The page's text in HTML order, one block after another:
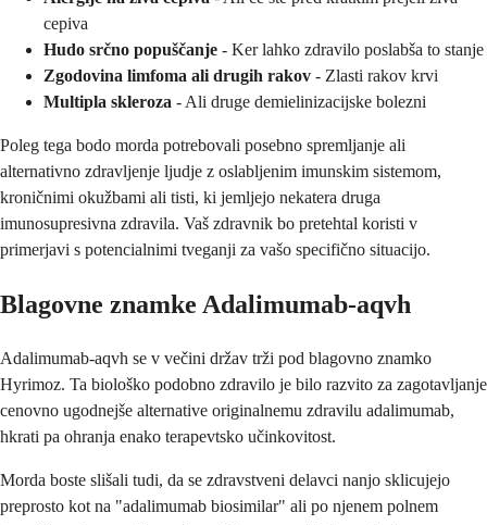
cepiva
Hudo srčno popuščanje - Ker lahko zdravilo poslabša to stanje
Zgodovina limfoma ali drugih rakov - Zlasti rakov krvi
Multipla skleroza - Ali druge demielinizacijske bolezni
Poleg tega bodo morda potrebovali posebno spremljanje ali
alternativno zdravljenje ljudje z oslabljenim imunskim sistemom,
kroničnimi okužbami ali tisti, ki jemljejo nekatera druga
imunosupresivna zdravila. Vaš zdravnik bo pretehtal koristi v
primerjavi s potencialnimi tveganji za vašo specifično situacijo.
Blagovne znamke Adalimumab-aqvh
Adalimumab-aqvh se v večini držav trži pod blagovno znamko
Hyrimoz. Ta biološko podobno zdravilo je bilo razvito za zagotavljanje
cenovno ugodnejše alternative originalnemu zdravilu adalimumab,
hkrati pa ohranja enako terapevtsko učinkovitost.
Morda boste slišali tudi, da se zdravstveni delavci nanjo sklicujejo
preprosto kot na "adalimumab biosimilar" ali po njenem polnem